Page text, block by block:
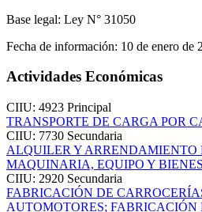
Base legal: Ley N° 31050
Fecha de información: 10 de enero de
Actividades Económicas
CIIU: 4923 Principal
TRANSPORTE DE CARGA POR
CIIU: 7730 Secundaria
ALQUILER Y ARRENDAMIENTO
MAQUINARIA, EQUIPO Y
CIIU: 2920 Secundaria
FABRICACIÓN DE
AUTOMOTORES; FABRICACIÓN